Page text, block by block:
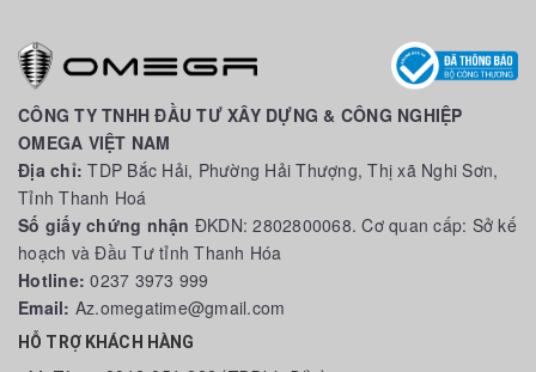
CÔNG TY TNHH ĐẦU TƯ XÂY DỰNG & CÔNG NGHIỆP
OMEGA VIỆT NAM
Địa chỉ:TDP Bắc Hải, Phường Hải Thượng, Thị xã Nghi Sơn,
Tỉnh Thanh Hoá
Số giấy chứng nhận ĐKDN: 2802800068. Cơ quan cấp: Sở kế
hoạch và Đầu Tư tỉnh Thanh Hóa
Hotline:0237 3973 999
Email: Az.omegatime@gmail.com
HỖ TRỢ KHÁCH HÀNG